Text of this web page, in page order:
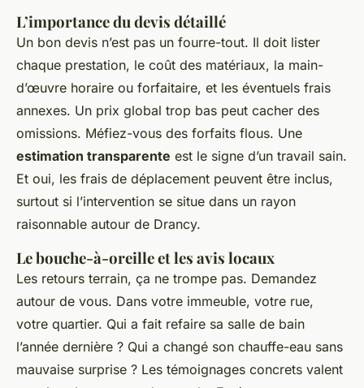
L’importance du devis détaillé
Un bon devis n’est pas un fourre-tout. Il doit lister
chaque prestation, le coût des matériaux, la main-
d’œuvre horaire ou forfaitaire, et les éventuels frais
annexes. Un prix global trop bas peut cacher des
omissions. Méfiez-vous des forfaits flous. Une
estimation transparente est le signe d’un travail sain.
Et oui, les frais de déplacement peuvent être inclus,
surtout si l’intervention se situe dans un rayon
raisonnable autour de Drancy.
Le bouche-à-oreille et les avis locaux
Les retours terrain, ça ne trompe pas. Demandez
autour de vous. Dans votre immeuble, votre rue,
votre quartier. Qui a fait refaire sa salle de bain
l’année dernière ? Qui a changé son chauffe-eau sans
mauvaise surprise ? Les témoignages concrets valent